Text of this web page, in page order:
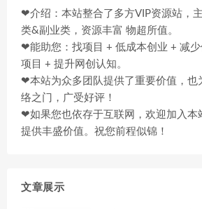
❤介绍：本站整合了多方VIP资源站，
类&副业类，资源丰富 物超所值。
❤能助您：找项目 + 低成本创业 + 减
项目 + 提升网创认知。
❤本站为众多团队提供了重要价值，也
络之门，广受好评！
❤如果您也依存于互联网，欢迎加入本
提供丰盛价值。祝您前程似锦！
文章展示